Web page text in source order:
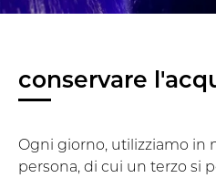
conservare
Ogni giorno, utilizziamo in
persona, di cui un terzo si